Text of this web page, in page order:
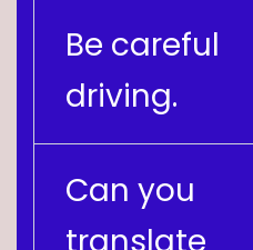
Be careful
driving.
Can you